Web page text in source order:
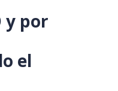
y por
el